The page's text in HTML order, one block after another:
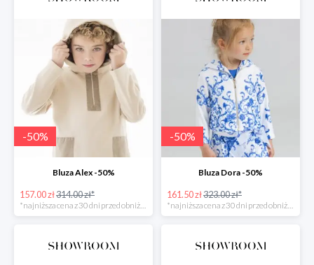
-50%
Bluza Alex -50%
157.00 zł314.00 zł*
*najniższa cena z 30 dni przed obniżką
-50%
Bluza Dora -50%
161.50 zł323.00 zł*
*najniższa cena z 30 dni przed obniżką